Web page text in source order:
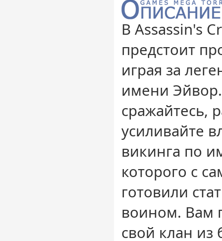
В Assassin's
предстоит
играя за
имени
сражайтесь,
усиливайте
викинга по
которого с
готовили
воином. Вам
свой клан